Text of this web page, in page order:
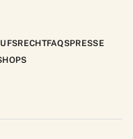
FAQSPRESSE